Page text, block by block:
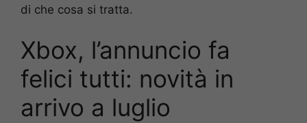
di che cosa si tratta.
Xbox, l’annuncio fa
felici tutti: novità in
arrivo a luglio